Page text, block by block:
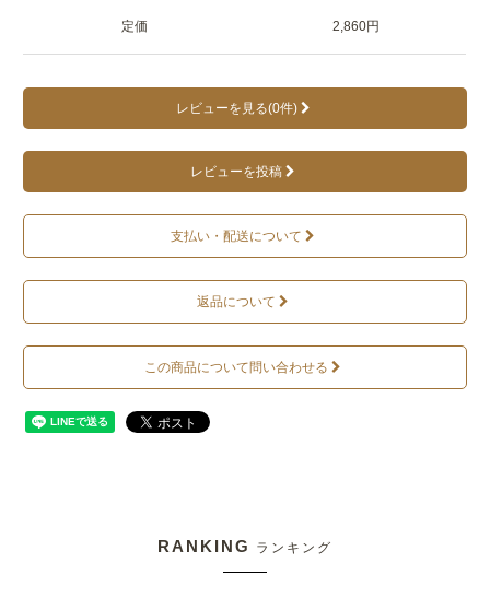
定価 2,860円
レビューを見る(0件)
レビューを投稿
支払い・配送について
返品について
この商品について問い合わせる
RANKING ランキング